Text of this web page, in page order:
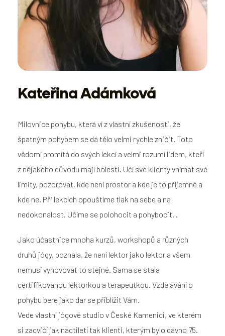
Kateřina Adámková
Milovnice pohybu, která ví z vlastní zkušenosti, že
špatným pohybem se dá tělo velmi rychle zničit. Toto
vědomí promítá do svých lekcí a velmi rozumí lidem, kteří
z nějakého důvodu mají bolesti. Učí své klienty vnímat své
limity, pozorovat, kde není prostor a kde je to příjemné a
kde ne. Při lekcích opouštíme tlak na sebe a na
nedokonalost. Učíme se polohocit a pohybocit. .
Jako účastnice mnoha kurzů, workshopů a různých
druhů jógy, poznala, že není lektor jako lektor a všem
nemusí vyhovovat to stejné. Sama se stala
certifikovanou lektorkou a terapeutkou. Vzdělávání o
pohybu bere jako dar se přiblížit Vám.
Vede vlastní jógové studio v České Kamenici, ve kterém
si zacvičí jak náctiletí tak klienti, kterým bylo dávno 75.